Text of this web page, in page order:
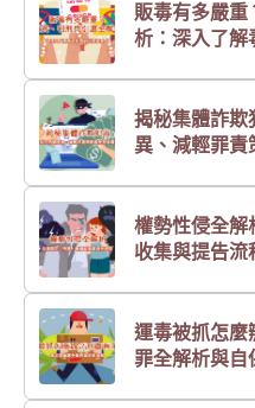
販毒有多嚴重
析：深入了解
揭秘集體詐欺
異、減輕罪責
權勢性侵全解
收集與提告流
運毒被抓怎麼
罪全解析與自